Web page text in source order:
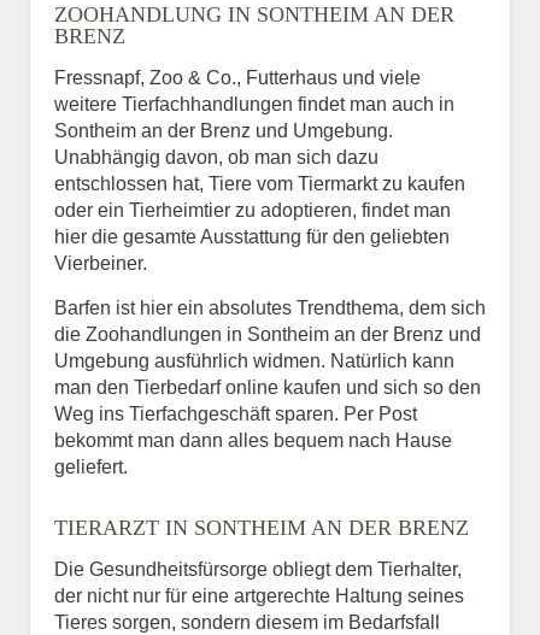
ZOOHANDLUNG IN SONTHEIM AN DER
BRENZ
Fressnapf, Zoo & Co., Futterhaus und viele
weitere Tierfachhandlungen findet man auch in
Sontheim an der Brenz und Umgebung.
Unabhängig davon, ob man sich dazu
entschlossen hat, Tiere vom Tiermarkt zu kaufen
oder ein Tierheimtier zu adoptieren, findet man
hier die gesamte Ausstattung für den geliebten
Vierbeiner.
Barfen ist hier ein absolutes Trendthema, dem sich
die Zoohandlungen in Sontheim an der Brenz und
Umgebung ausführlich widmen. Natürlich kann
man den Tierbedarf online kaufen und sich so den
Weg ins Tierfachgeschäft sparen. Per Post
bekommt man dann alles bequem nach Hause
geliefert.
TIERARZT IN SONTHEIM AN DER BRENZ
Die Gesundheitsfürsorge obliegt dem Tierhalter,
der nicht nur für eine artgerechte Haltung seines
Tieres sorgen, sondern diesem im Bedarfsfall